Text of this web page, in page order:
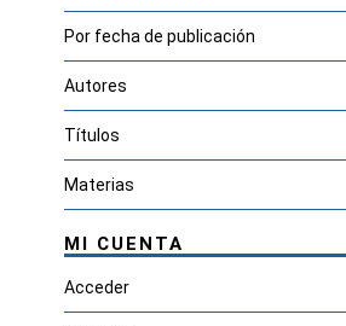
Por fecha de publicación
Autores
Títulos
Materias
MI CUENTA
Acceder